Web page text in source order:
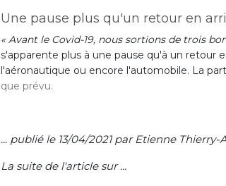
Une pause plus qu'un retour en
« Avant le Covid-19, nous sortions de trois
s'apparente plus à une pause qu'à un retour
l'aéronautique ou encore l'automobile. La
que prévu.
... publié le 13/04/2021 par Etienne Thierry-
La suite de l'article sur ...